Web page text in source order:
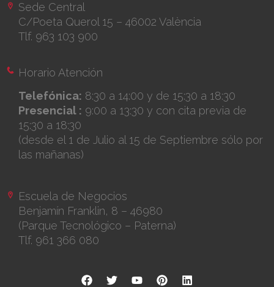
Sede Central
C/Poeta Querol 15 – 46002 València
Tlf. 963 103 900
Horario Atención
Telefónica: 8:30 a 14:00 y de 15:30 a 18:30
Presencial : 9:00 a 13:30 y con cita previa de
15:30 a 18:30
(desde el 1 de Julio al 15 de Septiembre sólo por
las mañanas)
Escuela de Negocios
Benjamín Franklin, 8 – 46980
(Parque Tecnológico – Paterna)
Tlf. 961 366 080